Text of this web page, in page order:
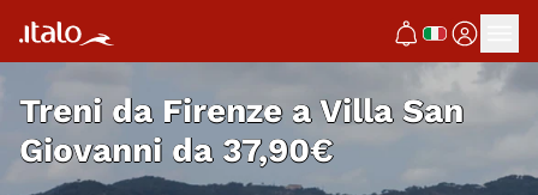
Treni da Firenze a Villa San
Giovanni da 37,90€
ITABUS